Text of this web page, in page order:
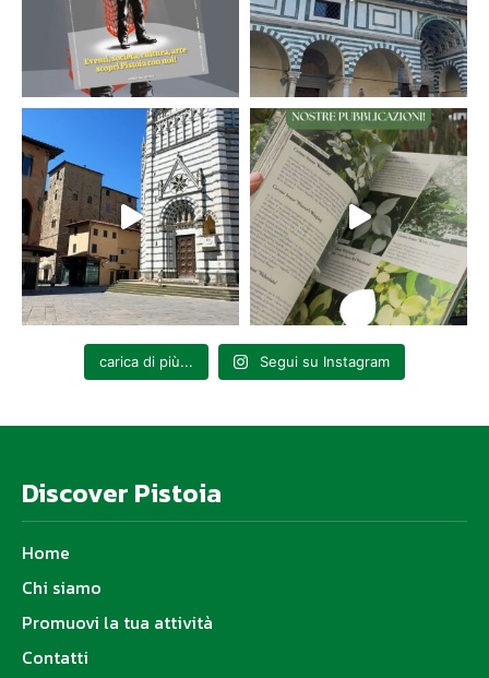
carica di più... Segui su Instagram
Discover Pistoia
Home
Chi siamo
Promuovi la tua attività
Contatti